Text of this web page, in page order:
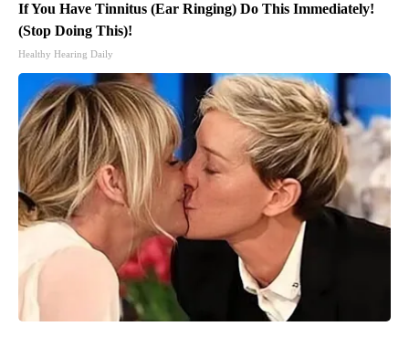
If You Have Tinnitus (Ear Ringing) Do This Immediately!
(Stop Doing This)!
Healthy Hearing Daily